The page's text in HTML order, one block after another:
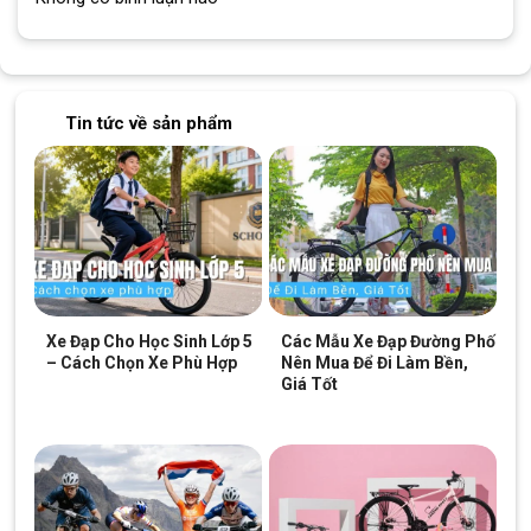
Xe Đạp Trẻ Em Bé Trai
Miamor Venus 16 Inch
3.790.000₫
4.000.000₫
Shimano
4.590.000₫
4.990.000₫
Địa Chỉ Các Cửa Hàng Xe Đạp Giá Kho:
CH 1:494 Nguyễn Oanh, P.An Nhơn, HCM (Gò Vấp cũ)
CH 2:322/36 An Dương Vương, P.Chợ Quán, HCM (Quận
BRVT cũ)
CH 4:216A Đ. Độc Lập, P.Phú Thọ Hòa, HCM(Q.Tân Phú
cũ)
Tin tức về sản phẩm
Xe Đạp Cho Học Sinh Lớp 5
– Cách Chọn Xe Phù Hợp
Các Mẫu Xe Đạp Đường Phố
Nên Mua Để Đi Làm Bền,
Giá Tốt